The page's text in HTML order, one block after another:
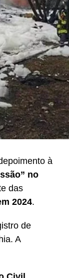
à
no
das
2024.
de
A